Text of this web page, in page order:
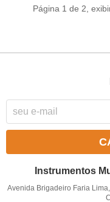
Página 1 de 2,
Instrumentos
Avenida Brigadeiro Faria